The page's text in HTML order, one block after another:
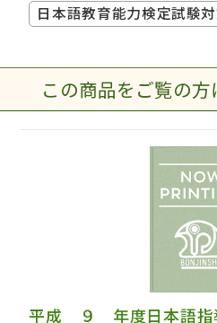
日本語教育能力検定試験
この商品をご覧の
平成 ９ 年度日本語指